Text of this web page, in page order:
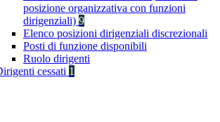
posizione organizzativa con funzioni
dirigenziali) 9
Elenco posizioni dirigenziali discrezionali
Posti di funzione disponibili
Ruolo dirigenti
cessati 1